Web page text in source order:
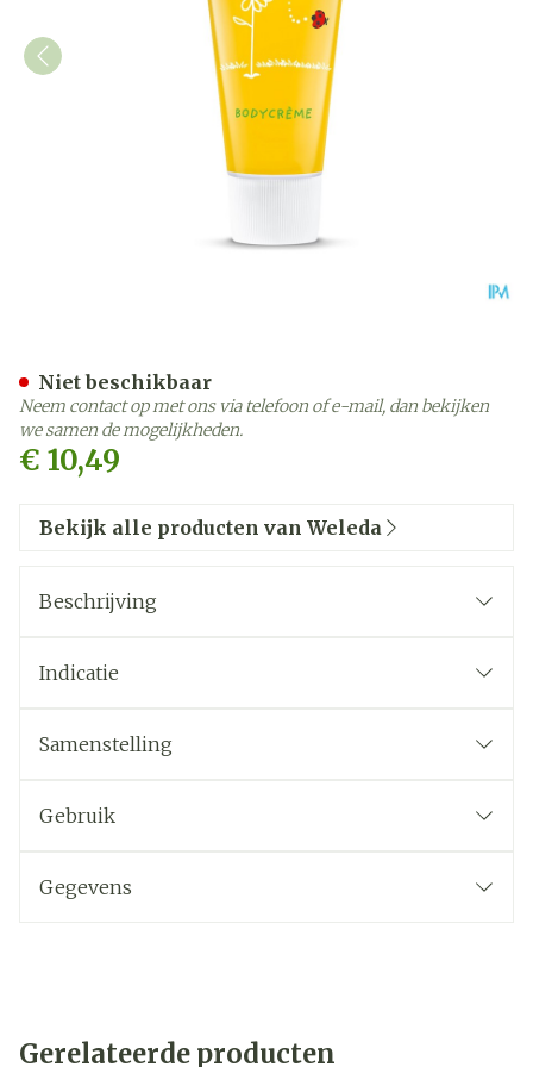
€ 10,49
Niet beschikbaar
Neem contact op met ons via telefoon of e-mail, dan bekijken
we samen de mogelijkheden.
Bekijk alle producten van Weleda
Beschrijving
Indicatie
Samenstelling
Gebruik
Gegevens
Gerelateerde producten